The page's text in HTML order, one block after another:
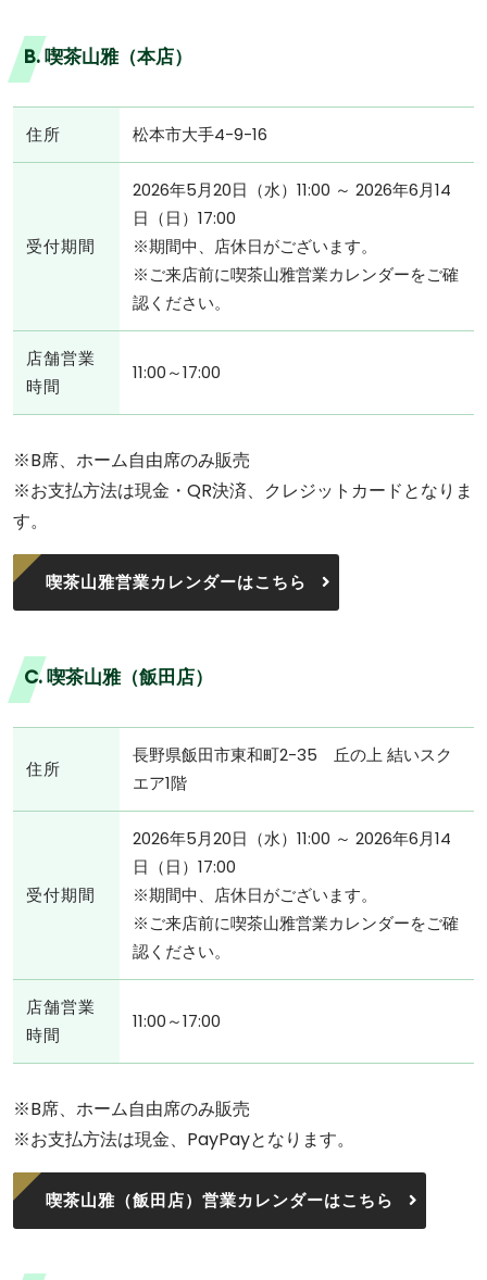
B. 喫茶山雅（本店）
住所 松本市大手4-9-16
受付期間
2026年5月20日（水）11:00 ～ 2026年6月14
日（日）17:00
※期間中、店休日がございます。
※ご来店前に喫茶山雅営業カレンダーをご確
認ください。
店舗営業
時間
11:00～17:00
※B席、ホーム自由席のみ販売
※お支払方法は現金・QR決済、クレジットカードとなりま
す。
喫茶山雅営業カレンダーはこちら
C. 喫茶山雅（飯田店）
住所
長野県飯田市東和町2-35 丘の上 結いスク
エア1階
受付期間
2026年5月20日（水）11:00 ～ 2026年6月14
日（日）17:00
※期間中、店休日がございます。
※ご来店前に喫茶山雅営業カレンダーをご確
認ください。
店舗営業
時間
11:00～17:00
※B席、ホーム自由席のみ販売
※お支払方法は現金、PayPayとなります。
喫茶山雅（飯田店）営業カレンダーはこちら